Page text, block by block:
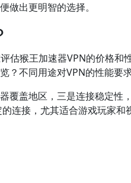
做出更明智的选择。
估猴王加速器VPN的价格和
不同用途对VPN的性能要
盖地区，三是连接稳定性
连接，尤其适合游戏玩家